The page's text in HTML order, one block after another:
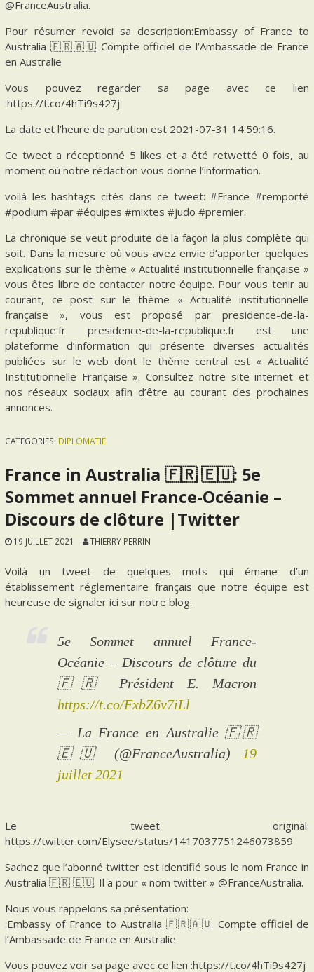
@FranceAustralia.
Pour résumer revoici sa description:Embassy of France to
Australia 🇫🇷🇦🇺 Compte officiel de l’Ambassade de France
en Australie
Vous pouvez regarder sa page avec ce lien
:https://t.co/4hTi9s427j
La date et l’heure de parution est 2021-07-31 14:59:16.
Ce tweet a réceptionné 5 likes et a été retwetté 0 fois, au
moment où notre rédaction vous donne l’information.
voilà les hashtags cités dans ce tweet: #France #remporté
#podium #par #équipes #mixtes #judo #premier.
La chronique se veut produite de la façon la plus complète qui
soit. Dans la mesure où vous avez envie d’apporter quelques
explications sur le thème « Actualité institutionnelle française »
vous êtes libre de contacter notre équipe. Pour vous tenir au
courant, ce post sur le thème « Actualité institutionnelle
française », vous est proposé par presidence-de-la-
republique.fr. presidence-de-la-republique.fr est une
plateforme d’information qui présente diverses actualités
publiées sur le web dont le thème central est « Actualité
Institutionnelle Française ». Consultez notre site internet et
nos réseaux sociaux afin d’être au courant des prochaines
annonces.
CATEGORIES: DIPLOMATIE
France in Australia 🇫🇷 🇪🇺: 5e
Sommet annuel France-Océanie –
Discours de clôture |Twitter
19 JUILLET 2021 THIERRY PERRIN
Voilà un tweet de quelques mots qui émane d’un
établissement réglementaire français que notre équipe est
heureuse de signaler ici sur notre blog.
5e Sommet annuel France-
Océanie – Discours de clôture du
🇫🇷 Président E. Macron
https://t.co/FxbZ6v7iLl
— La France en Australie 🇫🇷
🇪🇺 (@FranceAustralia) 19
juillet 2021
Le tweet original:
https://twitter.com/Elysee/status/1417037751246073859
Sachez que l’abonné twitter est identifié sous le nom France in
Australia 🇫🇷 🇪🇺. Il a pour « nom twitter » @FranceAustralia.
Nous vous rappelons sa présentation:
:Embassy of France to Australia 🇫🇷🇦🇺 Compte officiel de
l’Ambassade de France en Australie
Vous pouvez voir sa page avec ce lien :https://t.co/4hTi9s427j